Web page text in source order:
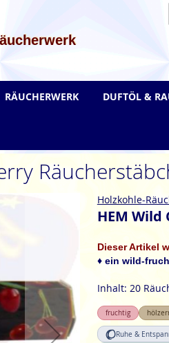
Holzkohle-
HEM
Dieser Artikel
♦ ein wild-
Inhalt: 20
fruchtig
Ruhe &
RÄUCHERWERK DUFTÖL &